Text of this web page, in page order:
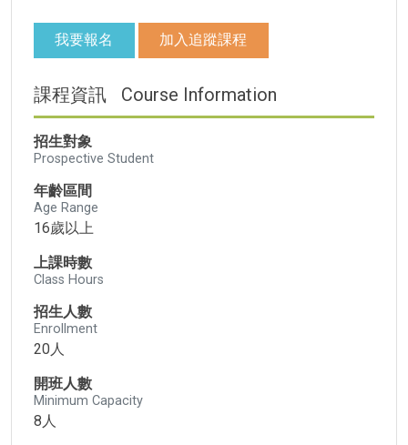
我要報名 加入追蹤課程
課程資訊 Course Information
招生對象
Prospective Student
年齡區間
Age Range
16歲以上
上課時數
Class Hours
招生人數
Enrollment
20人
開班人數
Minimum Capacity
8人